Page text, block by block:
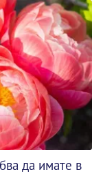
да имате в